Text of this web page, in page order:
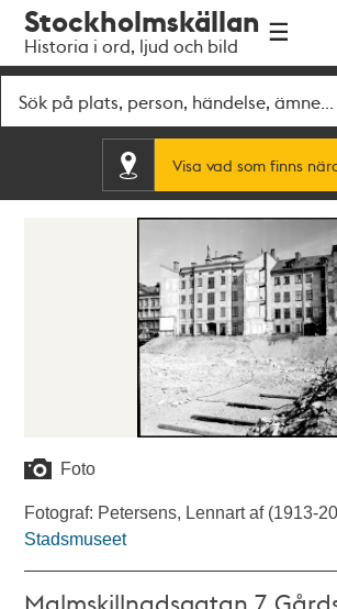
navigationen
huvudinnehållet
Stockholmskällan
Historia i ord, ljud och bild
Visa vad som finns
Foto
Fotograf: Petersens, Lennart af (1913-
Stadsmuseet
Malmskillnadsgatan 7.